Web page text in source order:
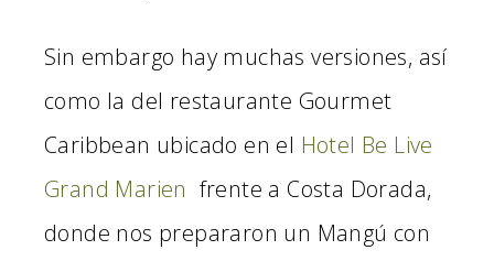
Sin embargo hay muchas versiones, así
como la del restaurante Gourmet
Caribbean ubicado en el Hotel Be Live
Grand Marien frente a Costa Dorada,
donde nos prepararon un Mangú con